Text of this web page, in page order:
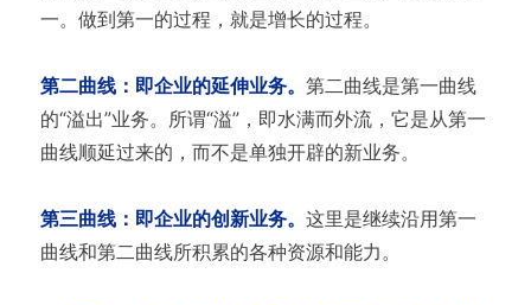
一。做到第一的过程，就是增长的过程。
第二曲线：即企业的延伸业务。 第二曲线是第一曲线
的“溢出”业务。所谓“溢”，即水满而外流，它是从第一
曲线顺延过来的，而不是单独开辟的新业务。
第三曲线：即企业的创新业务。 这里是继续沿用第一
曲线和第二曲线所积累的各种资源和能力。